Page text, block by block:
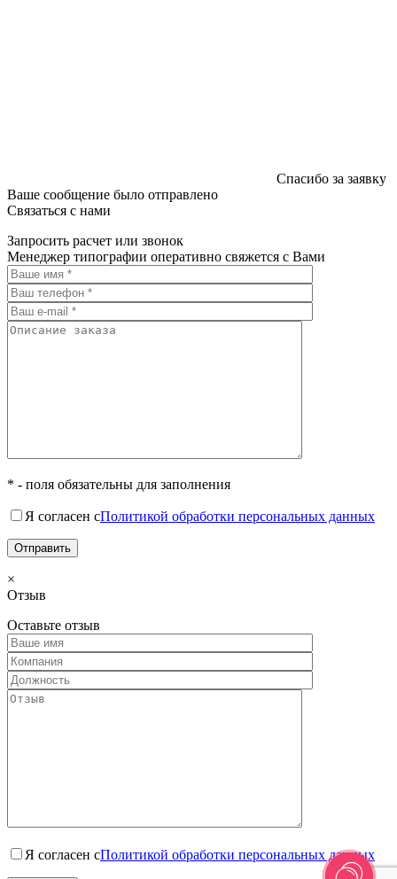
Спасибо за заявку
Ваше сообщение было отправлено
Связаться с нами
Запросить расчет или звонок
Менеджер типографии оперативно свяжется с Вами
* - поля обязательны для заполнения
Я согласен сПолитикой обработки персональных данных
×
Отзыв
Оставьте отзыв
Я согласен сПолитикой обработки персональных данных